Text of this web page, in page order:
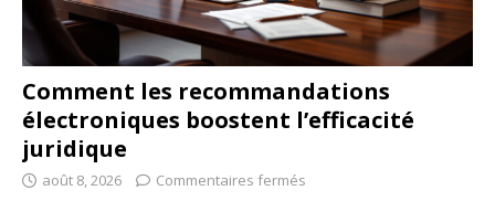
Comment les recommandations
électroniques boostent l’efficacité
juridique
août 8, 2026 Commentaires fermés